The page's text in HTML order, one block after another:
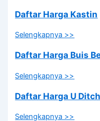
Daftar Harga Kastin
Selengkapnya >>
Daftar Harga Buis
Selengkapnya >>
Daftar Harga U Ditch
Selengkapnya >>